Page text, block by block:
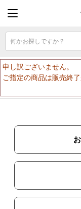
何かお探しですか？
申し訳ございません。
ご指定の商品は販売終